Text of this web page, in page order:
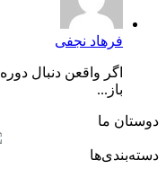
فرهاد نجفی
اگر واقعن دنبال
باز...
دوستان ما
دسته‌بندی‌ها